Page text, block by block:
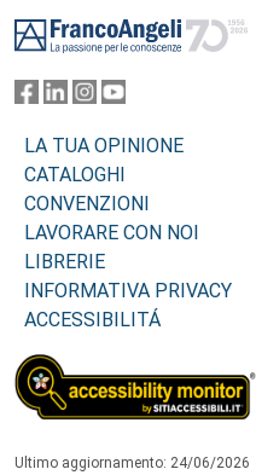
LA TUA OPINIONE
CATALOGHI
CONVENZIONI
LAVORARE CON NOI
LIBRERIE
INFORMATIVA PRIVACY
ACCESSIBILITÁ
Ultimo aggiornamento: 24/06/2026